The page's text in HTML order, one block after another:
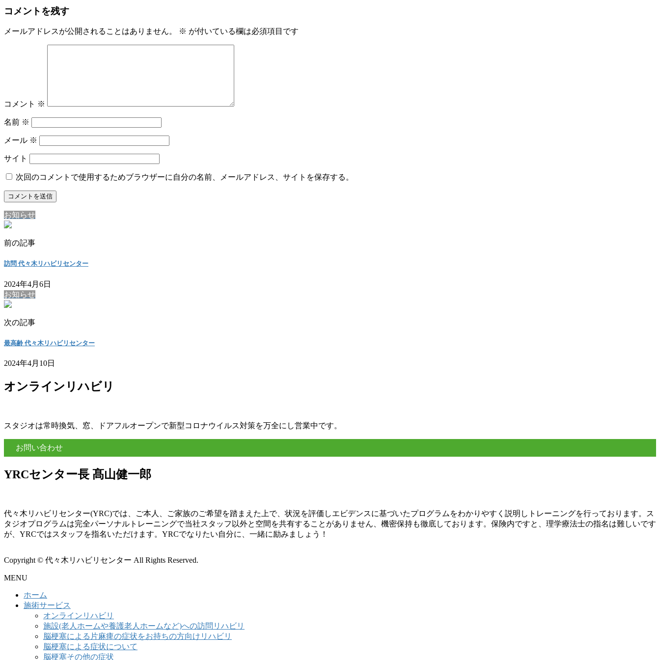
コメントを残す
メールアドレスが公開されることはありません。 ※ が付いている欄は必須項目です
コメント ※
名前 ※
メール ※
サイト
次回のコメントで使用するためブラウザーに自分の名前、メールアドレス、サイトを保存する。
お知らせ
前の記事
訪問 代々木リハビリセンター
2024年4月6日
お知らせ
次の記事
最高齢 代々木リハビリセンター
2024年4月10日
オンラインリハビリ
スタジオは常時換気、窓、ドアフルオープンで新型コロナウイルス対策を万全にし営業中です。
お問い合わせ
YRCセンター長 髙山健一郎
代々木リハビリセンター(YRC)では、ご本人、ご家族のご希望を踏まえた上で、状況を評価しエビデンスに基づいたプログラムをわかりやすく説明しトレーニングを行っております。ス
タジオプログラムは完全パーソナルトレーニングで当社スタッフ以外と空間を共有することがありません、機密保持も徹底しております。保険内ですと、理学療法士の指名は難しいです
が、YRCではスタッフを指名いただけます。YRCでなりたい自分に、一緒に励みましょう！
Copyright © 代々木リハビリセンター All Rights Reserved.
MENU
ホーム
施術サービス
オンラインリハビリ
施設(老人ホームや養護老人ホームなど)への訪問リハビリ
脳梗塞による片麻痺の症状をお持ちの方向けリハビリ
脳梗塞による症状について
脳梗塞その他の症状